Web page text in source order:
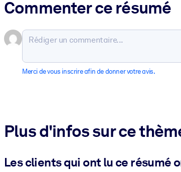
Commenter ce résumé
Merci de vous inscrire afin de donner votre avis.
Plus d'infos sur ce
Les clients qui ont lu ce résumé